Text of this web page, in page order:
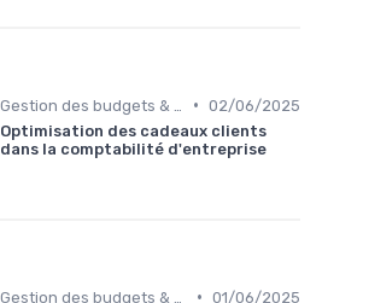
• 02/06/2025
Optimisation des cadeaux clients
dans la comptabilité d'entreprise
• 01/06/2025